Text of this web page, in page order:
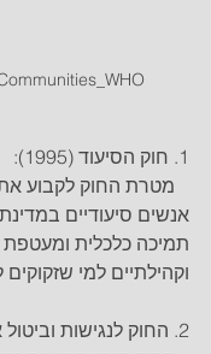
1. חוק הסיעוד (1995):
מטרת החוק לקבוע את
אנשים סיעודיים
תמיכה כלכלית ומעטפת
וקהילתיים למי שזקוקים
2. החוק לנגישות וביטול אפליה (1998):